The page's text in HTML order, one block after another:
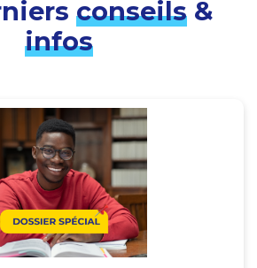
conseils&
infos